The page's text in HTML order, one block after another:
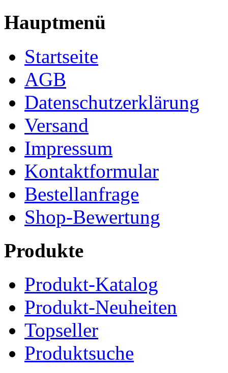
Hauptmenü
Startseite
AGB
Datenschutzerklärung
Versand
Impressum
Kontaktformular
Bestellanfrage
Shop-Bewertung
Produkte
Produkt-Katalog
Produkt-Neuheiten
Topseller
Produktsuche